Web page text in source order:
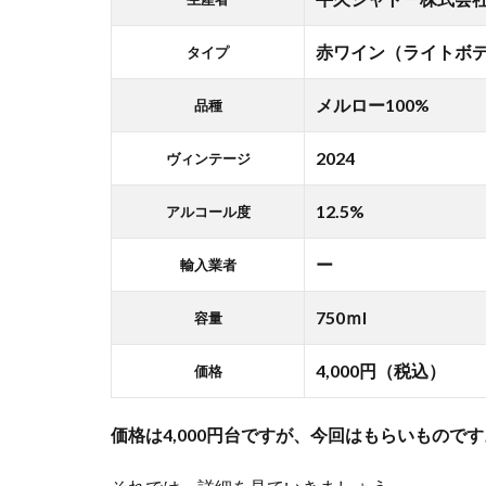
地・
者】
シャ
トー
株式
会社
って
な生
者？
代化
遺
タイプ 赤ワイン（ライトボデ
品種 メルロー100%
ヴィンテージ 2024
アルコール度 12.5%
輸入業者 ー
容量 750ｍl
価格 4,000円（税込）
価格は4,000円台ですが、今回はもらいものです